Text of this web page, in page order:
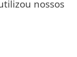
nossos